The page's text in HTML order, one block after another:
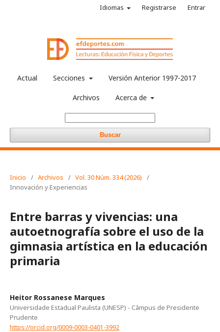
Actual Secciones Versión Anterior 1997-2017
Archivos Acerca de
Buscar
Idiomas Registrarse Entrar
Inicio / Archivos / Vol. 30 Núm. 334 (2026)
/
Innovación y Experiencias
Entre barras y vivencias: una
autoetnografía sobre el uso de la
gimnasia artística en la educación
primaria
Heitor Rossanese Marques
Universidade Estadual Paulista (UNESP) - Câmpus de Presidente
Prudente
https://orcid.org/0009-0003-0401-3992